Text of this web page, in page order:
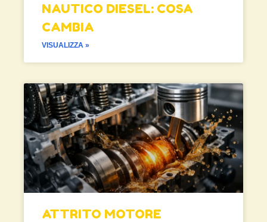
NAUTICO DIESEL: COSA
CAMBIA
VISUALIZZA »
ATTRITO MOTORE